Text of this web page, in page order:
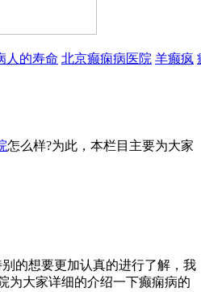
人的寿命 北京癫痫病医院 羊癫疯
怎么样?为此，本栏目主要为大家
的想要更加认真的进行了解，我
为大家详细的介绍一下癫痫病的